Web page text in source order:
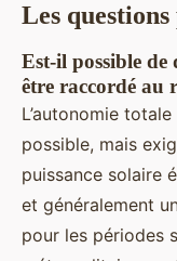
Les
Est-il possible de
être raccordé au
L’autonomie
possible, mais
puissance solaire
et généralement
pour les périodes